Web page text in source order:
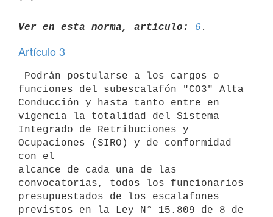
Ver en esta norma, artículo: 6
Artículo 3
funciones del subescalafón "CO3" Alta
Conducción y hasta tanto entre en
vigencia la totalidad del Sistema
Integrado de Retribuciones y
Ocupaciones (SIRO) y de conformidad
con el
alcance de cada una de las
convocatorias, todos los funcionarios
presupuestados de los escalafones
previstos en la Ley N° 15.809 de 8 de